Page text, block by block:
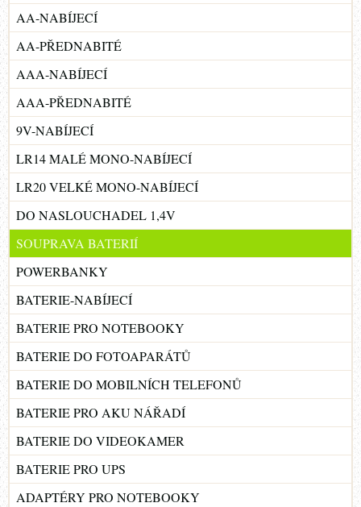
AA-NABÍJECÍ
AA-PŘEDNABITÉ
AAA-NABÍJECÍ
AAA-PŘEDNABITÉ
9V-NABÍJECÍ
LR14 MALÉ MONO-NABÍJECÍ
LR20 VELKÉ MONO-NABÍJECÍ
DO NASLOUCHADEL 1,4V
SOUPRAVA BATERIÍ
POWERBANKY
BATERIE-NABÍJECÍ
BATERIE PRO NOTEBOOKY
BATERIE DO FOTOAPARÁTŮ
BATERIE DO MOBILNÍCH TELEFONŮ
BATERIE PRO AKU NÁŘADÍ
BATERIE DO VIDEOKAMER
BATERIE PRO UPS
ADAPTÉRY PRO NOTEBOOKY